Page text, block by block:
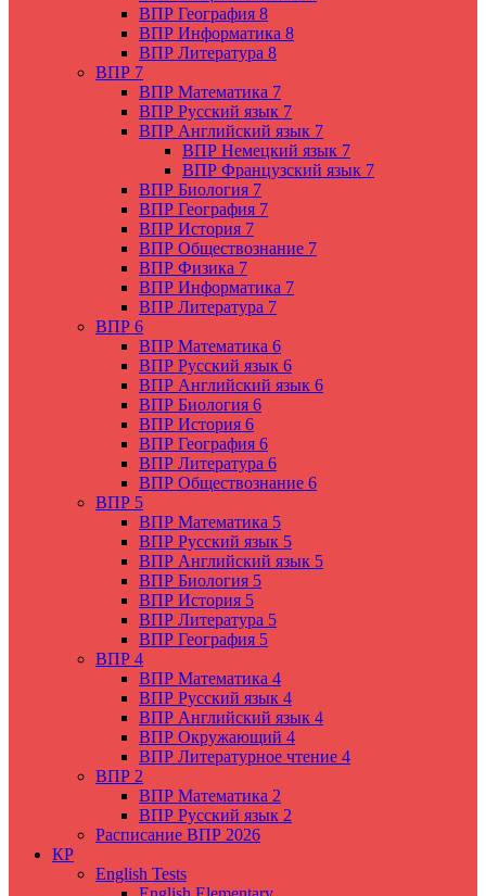
ВПР География 8
ВПР Информатика 8
ВПР Литература 8
ВПР 7
ВПР Математика 7
ВПР Русский язык 7
ВПР Английский язык 7
ВПР Немецкий язык 7
ВПР Французский язык 7
ВПР Биология 7
ВПР География 7
ВПР История 7
ВПР Обществознание 7
ВПР Физика 7
ВПР Информатика 7
ВПР Литература 7
ВПР 6
ВПР Математика 6
ВПР Русский язык 6
ВПР Английский язык 6
ВПР Биология 6
ВПР История 6
ВПР География 6
ВПР Литература 6
ВПР Обществознание 6
ВПР 5
ВПР Математика 5
ВПР Русский язык 5
ВПР Английский язык 5
ВПР Биология 5
ВПР История 5
ВПР Литература 5
ВПР География 5
ВПР 4
ВПР Математика 4
ВПР Русский язык 4
ВПР Английский язык 4
ВПР Окружающий 4
ВПР Литературное чтение 4
ВПР 2
ВПР Математика 2
ВПР Русский язык 2
Расписание ВПР 2026
КР
English Tests